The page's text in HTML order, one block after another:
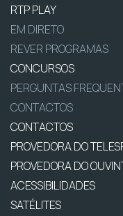
RTP PLAY
EM DIRETO
REVER PROGRAMAS
CONCURSOS
PERGUNTAS
CONTACTOS
CONTACTOS
PROVEDORA DO
PROVEDORA DO
ACESSIBILIDADES
SATÉLITES